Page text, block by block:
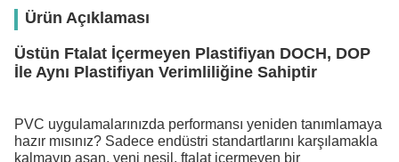
Ürün Açıklaması
Üstün Ftalat İçermeyen Plastifiyan DOCH, DOP
İle Aynı Plastifiyan Verimliliğine Sahiptir
PVC uygulamalarınızda performansı yeniden tanımlamaya
hazır mısınız? Sadece endüstri standartlarını karşılamakla
kalmayıp aşan, yeni nesil, ftalat içermeyen bir